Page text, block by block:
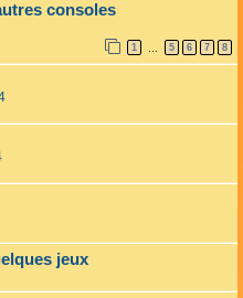
consoles
1 … 5 6 7 8
jeux